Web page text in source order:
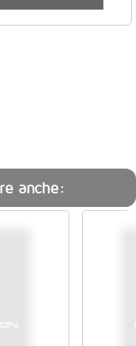
anche: